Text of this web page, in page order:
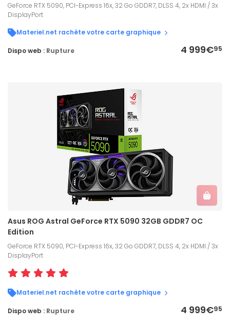
GeForce RTX 5090, PCI-Express 16x, 32 Go GDDR7, DLSS 4, 2x HDMI / 3x
DisplayPort
Materiel.net rachète votre carte graphique
4 999€95
Dispo web : Rupture
Asus ROG Astral GeForce RTX 5090 32GB GDDR7 OC
Edition
GeForce RTX 5090, PCI-Express 16x, 32 Go GDDR7, DLSS 4, 2x HDMI / 3x
DisplayPort
Materiel.net rachète votre carte graphique
4 999€95
Dispo web : Rupture